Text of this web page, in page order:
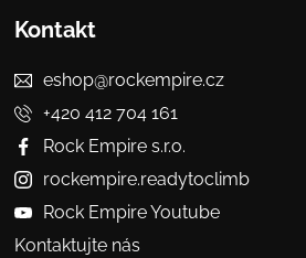
Kontakt
eshop@rockempire.cz
+420 412 704 161
Rock Empire s.r.o.
rockempire.readytoclimb
Rock Empire Youtube
Kontaktujte nás